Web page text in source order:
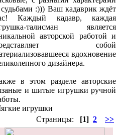
:))) Ваш кадаврик ждёт
Каждый кадавр, каждая
талисман является
авторской работой и
собой
вдохновение
дизайнера.
в этом разделе авторские
и шитые игрушки ручной
игрушки
Страницы:
[1] 2 >>